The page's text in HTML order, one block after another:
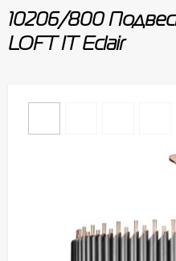
10206/800
LOFT IT Eclair